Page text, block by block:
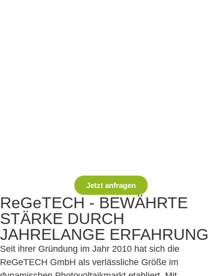
Jetzt anfragen
ReGeTECH - BEWÄHRTE
STÄRKE DURCH
JAHRELANGE ERFAHRUNG
Seit ihrer Gründung im Jahr 2010 hat sich die
ReGeTECH GmbH als verlässliche Größe im